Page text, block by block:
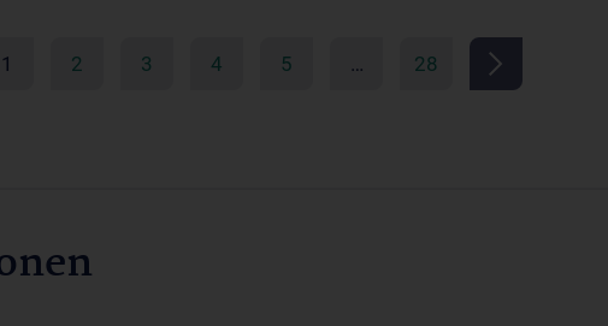
1 2 3 4 5 … 28